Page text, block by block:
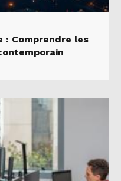
: Comprendre les